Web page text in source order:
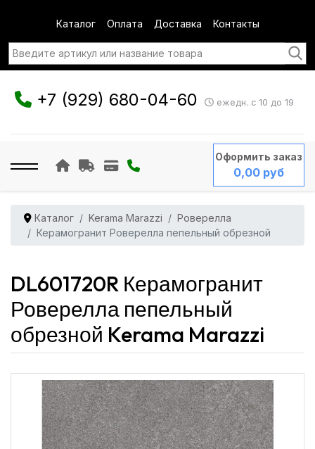
Каталог Оплата Доставка Контакты
+7 (929) 680-04-60 ежедн. с 10 до 19
Оформить заказ
0,00 руб
Каталог Kerama Marazzi
Роверелла
Керамогранит Роверелла пепельный обрезной
DL601720R Керамогранит
Роверелла пепельный
обрезной Kerama Marazzi